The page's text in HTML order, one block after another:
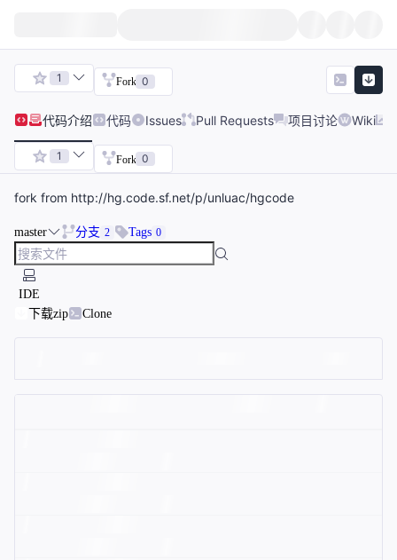
1 Fork 0
代码介绍 代码 Issues Pull Requests 项目讨论 Wiki
1 Fork 0
fork from http://hg.code.sf.net/p/unluac/hgcode
master 分支 2 Tags 0
IDE
下载zip
Clone